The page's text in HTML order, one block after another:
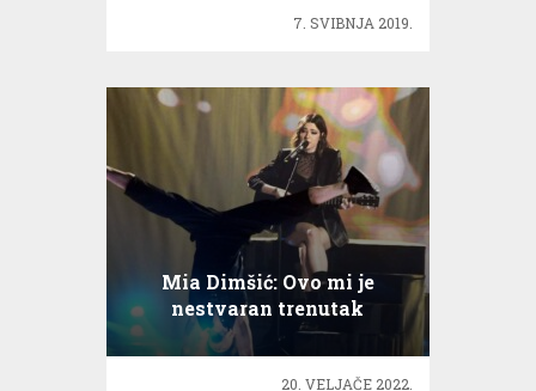
7. SVIBNJA 2019.
Mia Dimšić: Ovo mi je
nestvaran trenutak
20. VELJAČE 2022.